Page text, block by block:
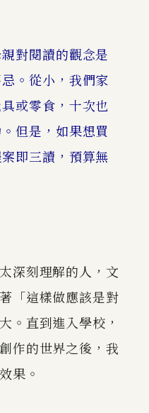
對閱讀的觀念是
。從小，我們家
或零食，十次也
但是，如果想買
即三讀，預算無
深刻理解的人，文
「這樣做應該是對
。直到進入學校，
作的世界之後，我
果。